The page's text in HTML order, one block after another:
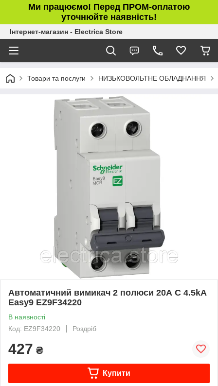
Ми працюємо! Перед ПРОМ-оплатою
уточнюйте наявність!
Інтернет-магазин - Electrica Store
Товари та послуги НИЗЬКОВОЛЬТНЕ ОБЛАДНАННЯ
Автоматичний вимикач 2 полюси 20А C 4.5kA
Easy9 EZ9F34220
В наявності
Код: EZ9F34220
Роздріб
427 ₴
Купити